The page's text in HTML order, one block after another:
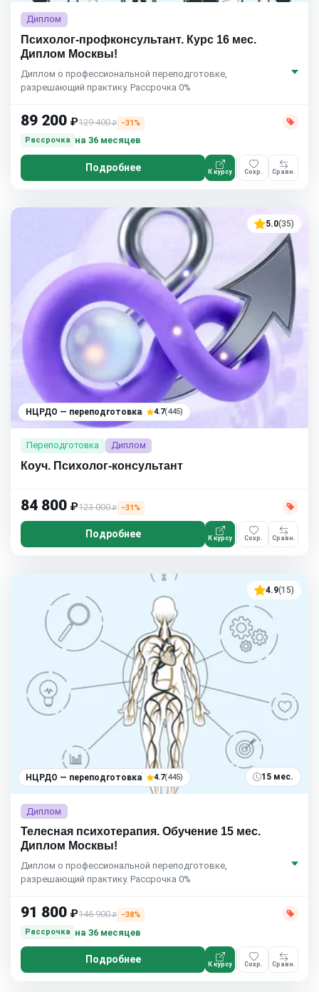
Диплом
Психолог-профконсультант. Курс 16 мес.
Диплом Москвы!
Диплом о профессиональной переподготовке,
разрешающий практику. Рассрочка 0%
89 200 ₽129 400₽
−31%
Рассрочка
на 36 месяцев
Подробнее К курсу Сохр. Сравн.
5.0(35)
НЦРДО — переподготовка 4.7(445)
Переподготовка Диплом
Коуч. Психолог-консультант
84 800 ₽123 000₽ −31%
Подробнее К курсу Сохр. Сравн.
4.9(15)
НЦРДО — переподготовка 4.7(445) 15 мес.
Диплом
Телесная психотерапия. Обучение 15 мес.
Диплом Москвы!
Диплом о профессиональной переподготовке,
разрешающий практику. Рассрочка 0%
91 800 ₽146 900₽
−38%
Рассрочка
на 36 месяцев
Подробнее К курсу Сохр. Сравн.